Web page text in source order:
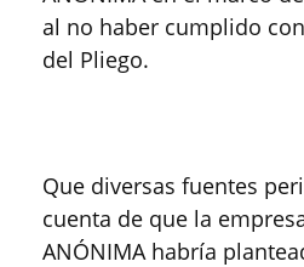
al no haber cumplido
del Pliego.
Que diversas fuentes
cuenta de que la empresa
ANÓNIMA habría